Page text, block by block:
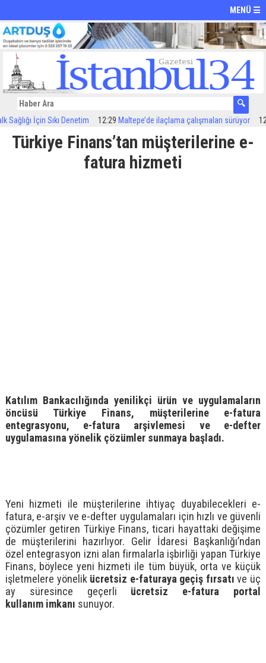
MENÜ ☰
İçin Sıkı Denetim 12:29 Maltepe’de ilaçlama çalışmaları sürüyor 12:24
Türkiye Finans’tan müşterilerine e-
fatura hizmeti
Katılım Bankacılığında yenilikçi ürün ve uygulamaların
öncüsü
Türkiye Finans, müşterilerine e-fatura
entegrasyonu, e-fatura arşivlemesi ve e-defter
uygulamasına yönelik çözümler sunmaya başladı.
Yeni hizmeti ile müşterilerine ihtiyaç duyabilecekleri e-
fatura, e-arşiv ve e-defter uygulamaları için hızlı ve güvenli
çözümler getiren Türkiye Finans, ticari hayattaki değişime
de müşterilerini hazırlıyor. Gelir İdaresi Başkanlığı’ndan
özel entegrasyon izni alan firmalarla işbirliği yapan Türkiye
Finans, böylece yeni hizmeti ile tüm büyük, orta ve küçük
işletmelere yönelik ücretsiz e-faturaya geçiş fırsatı ve üç
ay süresince geçerli ücretsiz e-fatura portal
kullanım imkanı sunuyor.